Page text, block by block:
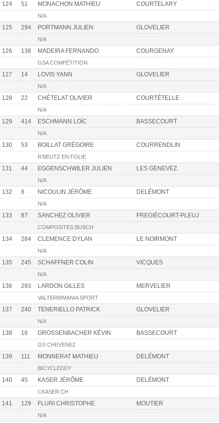
124 51 MONACHON MATHIEU COURTELARY
N/A
125 294 PORTMANN JULIEN GLOVELIER
N/A
126 138 MADEIRA FERNANDO COURGENAY
GSA COMPÉTITION
127 14 LOVIS YANN GLOVELIER
N/A
128 22 CHÉTELAT OLIVIER COURTÉTELLE
N/A
129 414 ESCHMANN LOÏC BASSECOURT
N/A
130 53 BOILLAT GRÉGOIRE COURRENDLIN
R'BEUTZ EN FOLIE
131 44 EGGENSCHWILER JULIEN LES GENEVEZ
N/A
132 8 NICOULIN JÉRÔME DELÉMONT
N/A
133 87 SANCHEZ OLIVIER FREGIÉCOURT-PLEUJ
COMPOSITES BUSCH
134 284 CLEMENCE DYLAN LE NOIRMONT
N/A
135 245 SCHAFFNER COLIN VICQUES
N/A
136 293 LARDON GILLES MERVELIER
VALTERBIMANIA SPORT
137 240 TENERIELLO PATRICK GLOVELIER
N/A
138 16 GROSSENBACHER KÉVIN BASSECOURT
GS CHEVENEZ
139 111 MONNERAT MATHIEU DELÉMONT
BICYCLEDDY
140 45 KASER JÉRÔME DELÉMONT
CKASER.CH
141 129 FLURI CHRISTOPHE MOUTIER
N/A